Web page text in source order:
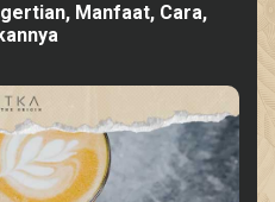
Manfaat, Cara,